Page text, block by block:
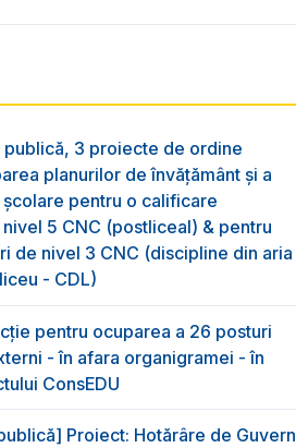
publică, 3 proiecte de ordine
planurilor de învățământ și a
pentru o calificare
5 CNC (postliceal) & pentru
de nivel 3 CNC (discipline din aria
- CDL)
pentru ocuparea a 26 posturi
- în afara organigramei - în
ConsEDU
Proiect: Hotărâre de Guvern